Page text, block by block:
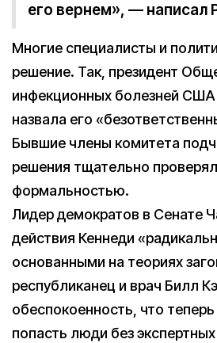
его вернем», — написал
Многие специалисты и
решение. Так, президент
инфекционных болезней США
назвала его
Бывшие члены комитета
решения тщательно
формальностью.
Лидер демократов в Сенате
действия Кеннеди
основанными на теориях
республиканец и врач Билл
обеспокоенность, что
попасть люди без